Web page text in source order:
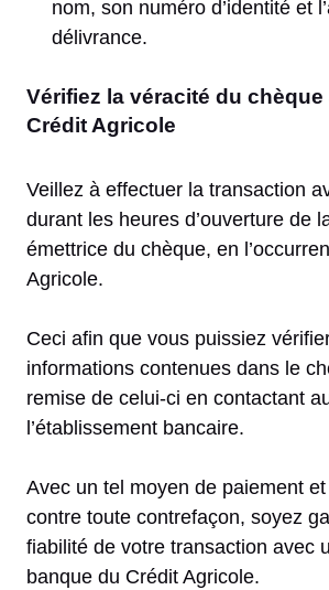
nom, son numéro d’identité et
délivrance.
Vérifiez la véracité du
Crédit Agricole
Veillez à effectuer la transaction
durant les heures d’ouverture de
émettrice du chèque, en
Agricole.
Ceci afin que vous puissiez
informations contenues dans le
remise de celui-ci en contactant
l’établissement bancaire.
Avec un tel moyen de paiement
contre toute contrefaçon, soyez
fiabilité de votre transaction avec
banque du Crédit Agricole.